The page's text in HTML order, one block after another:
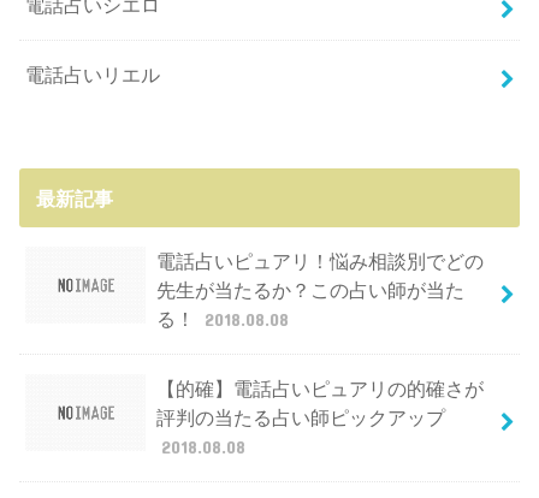
電話占いシエロ
電話占いリエル
最新記事
電話占いピュアリ！悩み相談別でどの
先生が当たるか？この占い師が当た
る！
2018.08.08
【的確】電話占いピュアリの的確さが
評判の当たる占い師ピックアップ
2018.08.08